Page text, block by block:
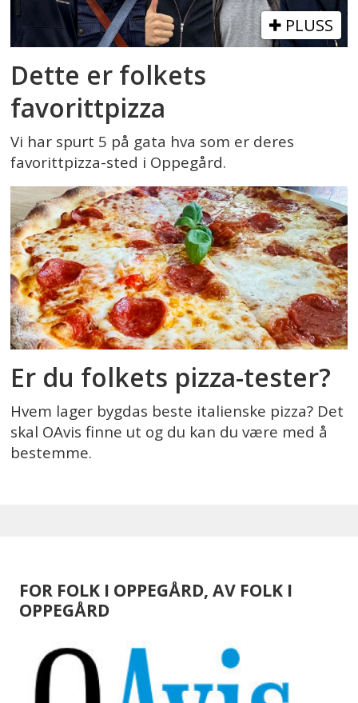
PLUSS
Dette er folkets
favorittpizza
Vi har spurt 5 på gata hva som er deres
favorittpizza-sted i Oppegård.
Er du folkets pizza-tester?
Hvem lager bygdas beste italienske pizza? Det
skal OAvis finne ut og du kan du være med å
bestemme.
FOR FOLK I OPPEGÅRD, AV FOLK I
OPPEGÅRD